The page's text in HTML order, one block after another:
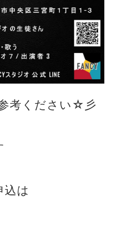
考ください☆彡
込は